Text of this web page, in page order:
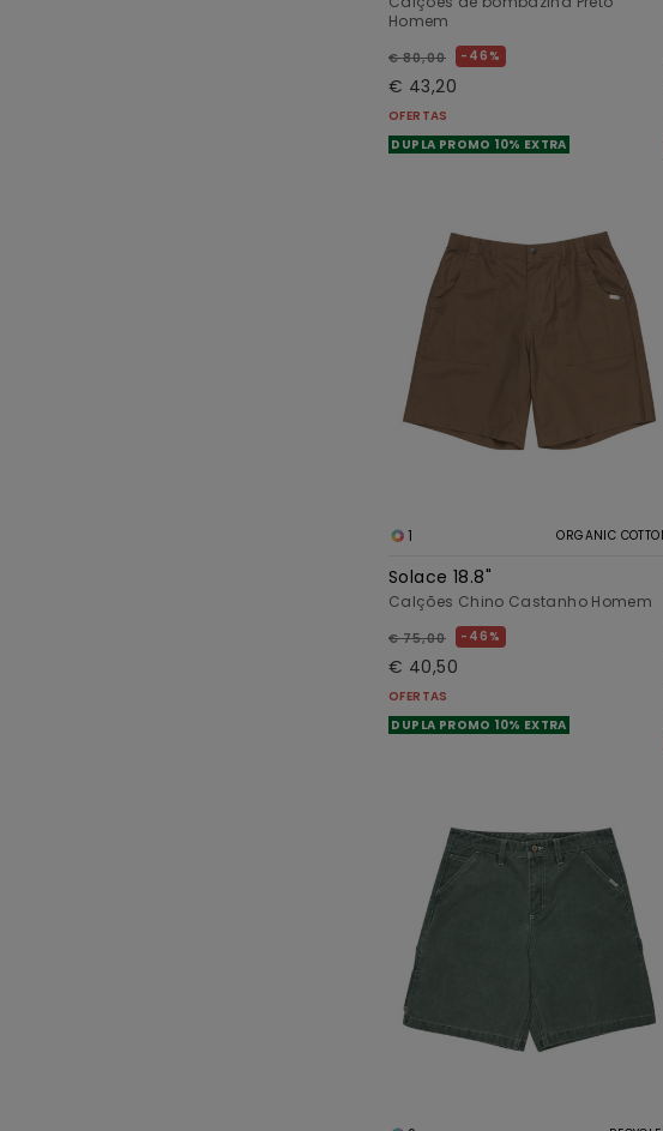
Homem
€ 80,00 46%
€ 43,20
OFERTAS
DUPLA PROMO 10% EXTRA
1 ORGANIC
Solace 18.8"
Calções Chino Castanho Homem
€ 75,00 46%
€ 40,50
OFERTAS
DUPLA PROMO 10% EXTRA